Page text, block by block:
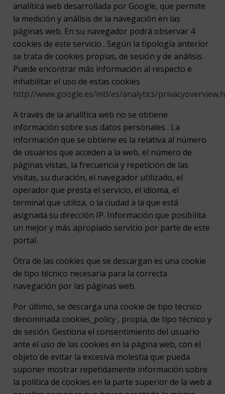
analítica web desarrollada por Google, que permite
la medición y análisis de la navegación en las
páginas web. En su navegador podrá observar 4
cookies de este servicio . Según la tipología anterior
se trata de cookies propias, de sesión y de análisis.
Puede encontrar más información al respecto e
inhabilitar el uso de estas cookies
http://www.google.es/intl/es/analytics/
A través de la analítica web no se obtiene
información sobre sus datos personales . La
información que se obtiene es la relativa al número
de usuarios que acceden a la web, el número de
páginas vistas, la frecuencia y repetición de las
visitas, su duración, el navegador utilizado, el
operador que presta el servicio, el idioma, el
terminal que utiliza, o la ciudad a la que está
asignada su dirección IP. Información que posibilita
un mejor y más apropiado servicio por parte de este
portal.
Otra de las cookies que se descargan es una cookie
de tipo técnico necesaria para la correcta
navegación por las páginas web.
Por último, se descarga una cookie de tipo técnico
denominada cookies_policy , propia, de tipo técnico y
de sesión. Gestiona el consentimiento del usuario
ante el uso de las cookies en la página web, con el
objeto de evitar la excesiva molestia que pueda
suponer mostrar repetidamente información sobre
la política de cookies en la parte superior de la web a